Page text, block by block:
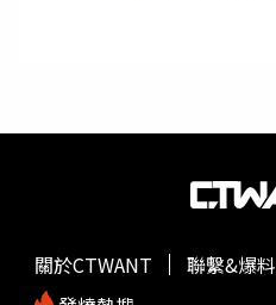
關於CTWANT 聯繫&爆料